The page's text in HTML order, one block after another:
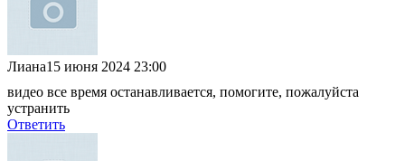
Лиана15 июня 2024 23:00
видео все время останавливается, помогите, пожалуйста
устранить
Ответить